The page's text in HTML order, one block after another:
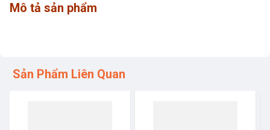
Mô tả sản phẩm
Sản Phẩm Liên Quan